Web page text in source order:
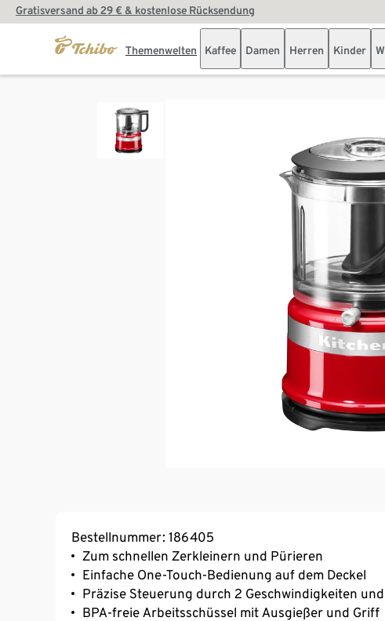
Gratisversand ab 29 € & kostenlose Rücksendung
Themenwelten Kaffee Damen Herren Kinder
Bestellnummer: 186405
Zum schnellen Zerkleinern und Pürieren
Einfache One-Touch-Bedienung auf dem Deckel
Präzise Steuerung durch 2 Geschwindigkeiten
BPA-freie Arbeitsschüssel mit Ausgießer und Griff